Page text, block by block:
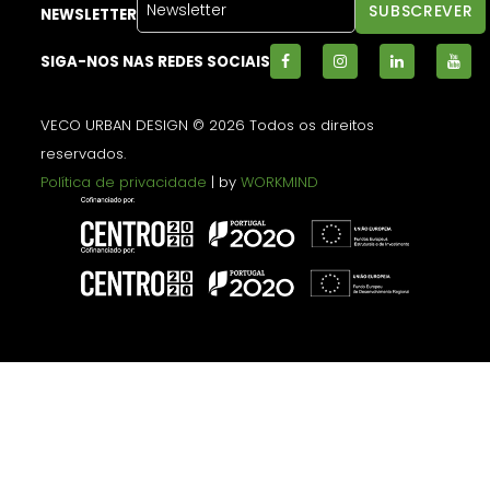
NEWSLETTER
SIGA-NOS NAS REDES SOCIAIS
VECO URBAN DESIGN © 2026 Todos os direitos
reservados.
Política de privacidade | byWORKMIND